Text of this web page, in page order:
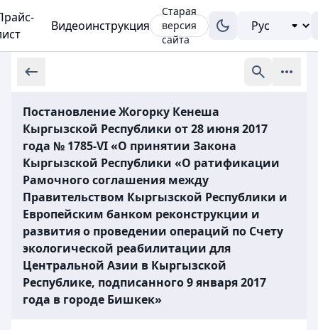
Видеоинструкция
Старая
версия
сайта
Постановление Жогорку Кенеша
Кыргызской Республики от 28 июня 2017
года № 1785-VI «О принятии Закона
Кыргызской Республики «О ратификации
Рамочного соглашения между
Правительством Кыргызской Республики и
Европейским банком реконструкции и
развития о проведении операций по Счету
экологической реабилитации для
Центральной Азии в Кыргызской
Республике, подписанного 9 января 2017
года в городе Бишкек»